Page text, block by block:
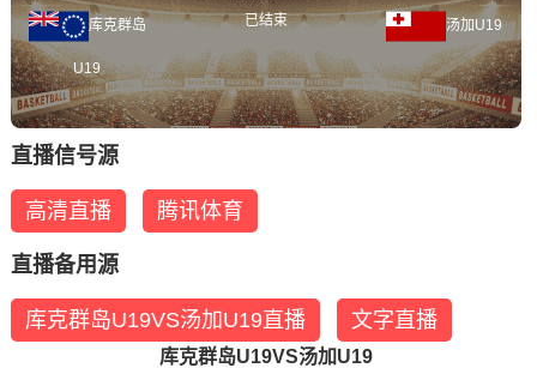
库克群岛
U19
已结束
汤加U19
直播信号源
高清直播 腾讯体育
直播备用源
库克群岛U19VS汤加U19直播 文字直播
库克群岛U19VS汤加U19